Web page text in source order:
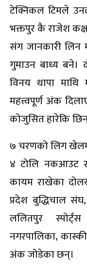
टेक्निकल टिमले
भक्तपुर कै राजेश
संग जानकारी
गुमाउन बाध्य बने।
विनय थापा
महत्त्वपूर्ण अंक
कोजुसित हारेकि
७ चरणको लिग
४ टोलि नकआउट
कायम राखेका
प्रदेश बुद्धिचाल
ललितपुर
नगरपालिका,
अंक जोडेका छन्।